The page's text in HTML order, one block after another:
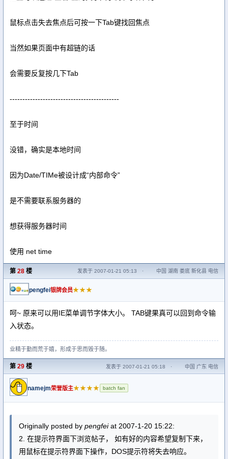
鼠标点击失去焦点后可按一下Tab键找回焦点
当然如果页面中有超链的话
会需要反复按几下Tab
-------------------------------------------
至于时间
没错，确实是本地时间
因为Date/TIMe被设计成“内部命令”
是不需要联系服务器的
想获得服务器时间
使用 net time
第 28 楼 发表于 2007-01-21 05:13 · 中国 湖南 娄底 新化县 电信
pengfei银牌会员★★★
呵~ 原来可以用IE菜单调节字体大小。 TAB键果真可以回到命令输
入状态。
业精于勤而荒于嬉，形成于思而毁于随。
第 29 楼 发表于 2007-01-21 05:18 · 中国 广东 电信
namejm荣誉版主★★★★ batch fan
Originally posted by pengfeiat 2007-1-20 15:22:
2. 在提示符界面下浏览帖子， 如有好的内容希望复制下来，
用鼠标在提示符界面下操作，DOS提示符将失去响应。